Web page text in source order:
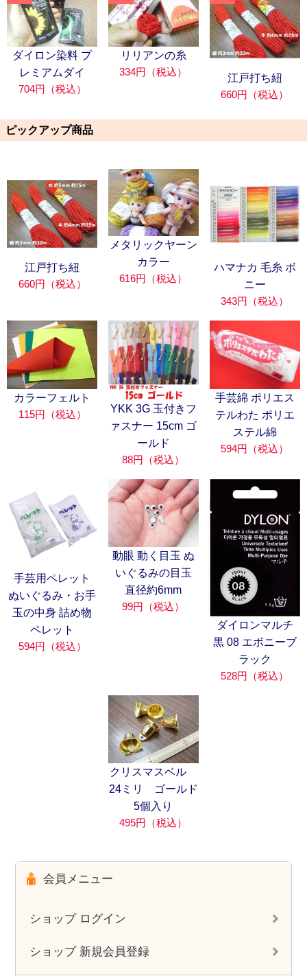
ダイロン染料 プ
レミアムダイ
704円（税込）
リリアンの糸
334円（税込）
江戸打ち紐
660円（税込）
ピックアップ商品
江戸打ち紐
660円（税込）
メタリックヤーン
カラー
616円（税込）
ハマナカ 毛糸 ボ
ニー
343円（税込）
カラーフェルト
115円（税込）
YKK 3G 玉付きフ
ァスナー 15cm ゴ
ールド
88円（税込）
手芸綿 ポリエス
テルわた ポリエ
ステル綿
594円（税込）
手芸用ペレット
ぬいぐるみ・お手
玉の中身 詰め物
ペレット
594円（税込）
動眼 動く目玉 ぬ
いぐるみの目玉
直径約6mm
99円（税込）
ダイロンマルチ
黒 08 エボニーブ
ラック
528円（税込）
クリスマスベル
24ミリ ゴールド
5個入り
495円（税込）
会員メニュー
ショップ ログイン
ショップ 新規会員登録